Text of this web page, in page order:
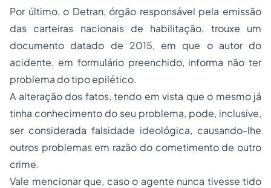
Por último, o Detran, órgão responsável pela emissão
das carteiras nacionais de habilitação, trouxe um
documento datado de 2015, em que o autor do
acidente, em formulário preenchido, informa não ter
problema do tipo epilético.
A alteração dos fatos, tendo em vista que o mesmo já
tinha conhecimento do seu problema, pode, inclusive,
ser considerada falsidade ideológica, causando-lhe
outros problemas em razão do cometimento de outro
crime.
Vale mencionar que, caso o agente nunca tivesse tido